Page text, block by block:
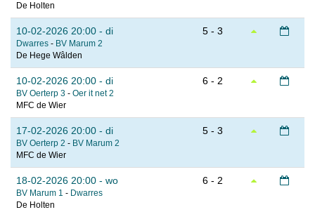
De Holten
10-02-2026 20:00 - di
Dwarres - BV Marum 2
De Hege Wâlden
5 - 3
10-02-2026 20:00 - di
BV Oerterp 3 - Oer it net 2
MFC de Wier
6 - 2
17-02-2026 20:00 - di
BV Oerterp 2 - BV Marum 2
MFC de Wier
5 - 3
18-02-2026 20:00 - wo
BV Marum 1 - Dwarres
De Holten
6 - 2